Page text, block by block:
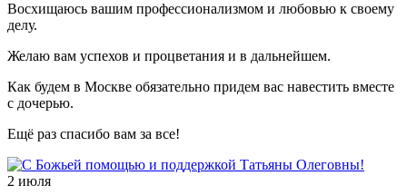
Восхищаюсь вашим профессионализмом и любовью к своему
делу.
Желаю вам успехов и процветания и в дальнейшем.
Как будем в Москве обязательно придем вас навестить вместе
с дочерью.
Ещё раз спасибо вам за все!
2 июля